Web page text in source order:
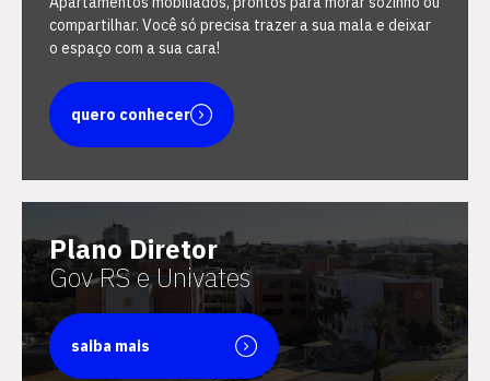
compartilhar. Você só precisa trazer a sua mala e deixar
o espaço com a sua cara!
quero conhecer
Plano Diretor
Gov RS e Univates
saiba mais
vagas para início de curso
vagas a partir do 2º ano de curso